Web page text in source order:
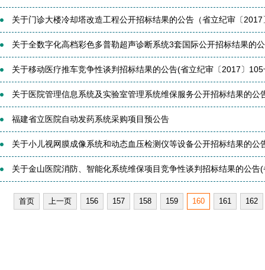
关于门诊大楼冷却塔改造工程公开招标结果的公告（省立纪审〔
关于全数字化高档彩色多普勒超声诊断系统3套国际公开招标结果的
关于移动医疗推车竞争性谈判招标结果的公告(省立纪审〔2017〕105
关于医院管理信息系统及实验室管理系统维保服务公开招标结果的公
福建省立医院自动发药系统采购项目预公告
关于小儿视网膜成像系统和动态血压检测仪等设备公开招标结果的公
关于金山医院消防、智能化系统维保项目竞争性谈判招标结果的公告
首页 上一页 156 157 158 159 160 161 162